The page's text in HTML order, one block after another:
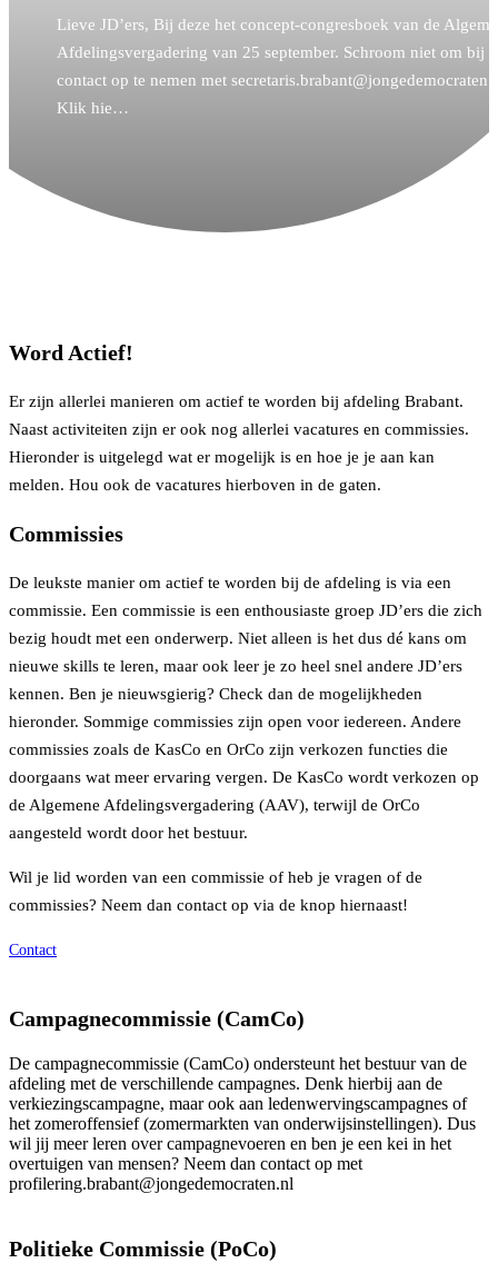
Lieve JD’ers, Bij deze het concept-congresboek van de
Afdelingsvergadering van 25 september. Schroom niet om bij
contact op te nemen met
Klik hie…
Word Actief!
Er zijn allerlei manieren om actief te worden bij afdeling Brabant.
Naast activiteiten zijn er ook nog allerlei vacatures en commissies.
Hieronder is uitgelegd wat er mogelijk is en hoe je je aan kan
melden. Hou ook de vacatures hierboven in de gaten.
Commissies
De leukste manier om actief te worden bij de afdeling is via een
commissie. Een commissie is een enthousiaste groep JD’ers die zich
bezig houdt met een onderwerp. Niet alleen is het dus dé kans om
nieuwe skills te leren, maar ook leer je zo heel snel andere JD’ers
kennen. Ben je nieuwsgierig? Check dan de mogelijkheden
hieronder. Sommige commissies zijn open voor iedereen. Andere
commissies zoals de KasCo en OrCo zijn verkozen functies die
doorgaans wat meer ervaring vergen. De KasCo wordt verkozen op
de Algemene Afdelingsvergadering (AAV), terwijl de OrCo
aangesteld wordt door het bestuur.
Wil je lid worden van een commissie of heb je vragen of de
commissies? Neem dan contact op via de knop hiernaast!
Contact
Campagnecommissie (CamCo)
De campagnecommissie (CamCo) ondersteunt het bestuur van de
afdeling met de verschillende campagnes. Denk hierbij aan de
verkiezingscampagne, maar ook aan ledenwervingscampagnes of
het zomeroffensief (zomermarkten van onderwijsinstellingen). Dus
wil jij meer leren over campagnevoeren en ben je een kei in het
overtuigen van mensen? Neem dan contact op met
profilering.brabant@jongedemocraten.nl
Politieke Commissie (PoCo)